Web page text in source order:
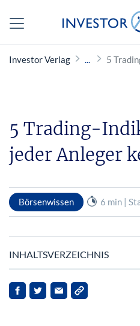
Investor Verlag 5
5 Trading-
jeder Anleger
Börsenwissen 6 min |
INHALTSVERZEICHNIS
Forex-Indikatoren